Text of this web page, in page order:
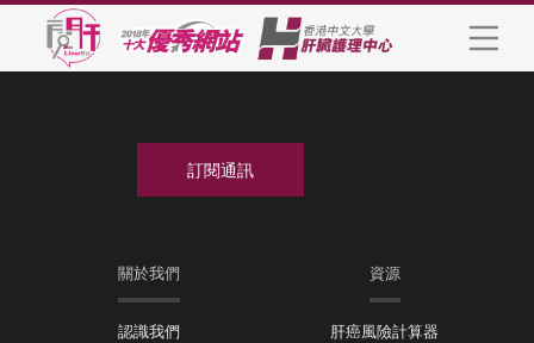
關於我們
認識我們
資源
肝癌風險計算器